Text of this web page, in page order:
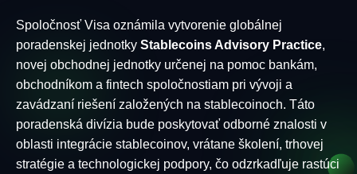
Spoločnosť Visa oznámila vytvorenie globálnej
poradenskej jednotky Stablecoins Advisory Practice,
novej obchodnej jednotky určenej na pomoc bankám,
obchodníkom a fintech spoločnostiam pri vývoji a
zavádzaní riešení založených na stablecoinoch. Táto
poradenská divízia bude poskytovať odborné znalosti v
oblasti integrácie stablecoinov, vrátane školení, trhovej
stratégie a technologickej podpory, čo odzrkadľuje rastúci